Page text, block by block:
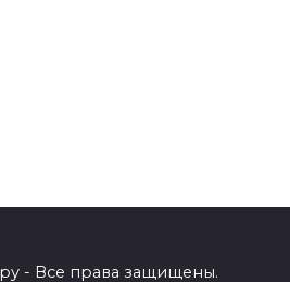
- Все права защищены.